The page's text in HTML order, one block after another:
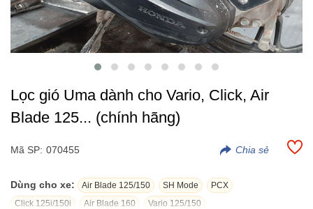
Lọc gió Uma dành cho Vario, Click, Air
Blade 125... (chính hãng)
Mã SP: 070455
Dùng cho xe: Air Blade 125/150 SH Mode
PCX
Click 125i/150i
Air Blade 160 Vario 125/150